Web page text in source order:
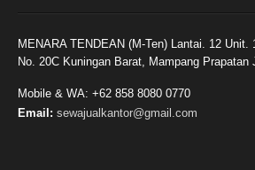
MENARA TENDEAN (M-Ten) Lantai. 12 Unit.
No. 20C Kuningan Barat, Mampang Prapatan
Mobile & WA: +62 858 8080 0770
Email: sewajualkantor@gmail.com